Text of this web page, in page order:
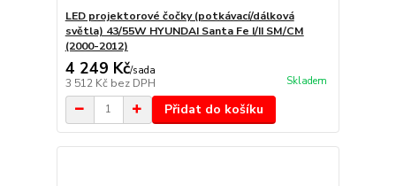
LED projektorové čočky (potkávací/dálková
světla) 43/55W HYUNDAI Santa Fe I/II SM/CM
(2000-2012)
4 249 Kč/sada
3 512 Kč bez DPH Skladem
Přidat do košíku